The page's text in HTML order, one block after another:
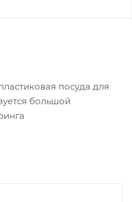
посуда для
большой